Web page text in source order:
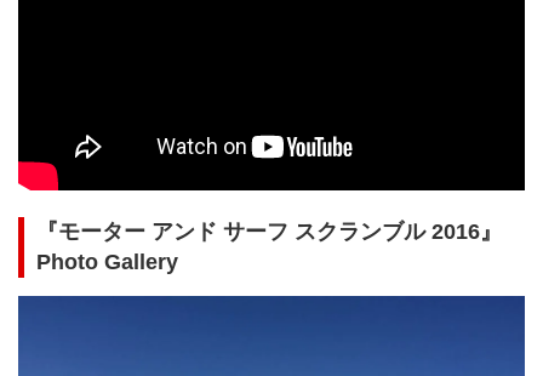
『モーター アンド サーフ スクランブル 2016』
Photo Gallery